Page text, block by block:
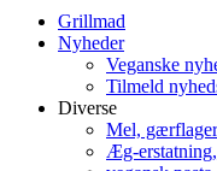
Grillmad
Nyheder
Veganske
Tilmeld
Diverse
Mel,
Æg-